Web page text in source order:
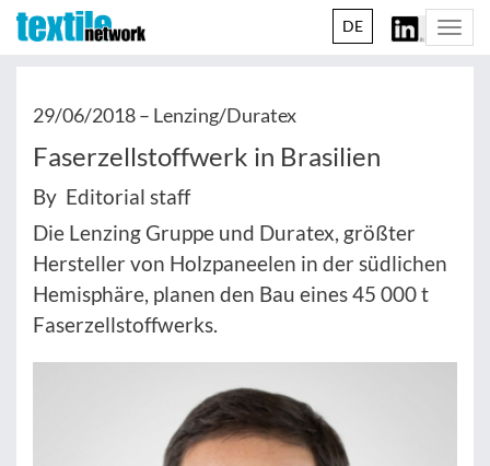
DE
29/06/2018 – Lenzing/Duratex
Faserzellstoffwerk in Brasilien
By Editorial staff
Die Lenzing Gruppe und Duratex, größter
Hersteller von Holzpaneelen in der südlichen
Hemisphäre, planen den Bau eines 45 000 t
Faserzellstoffwerks.